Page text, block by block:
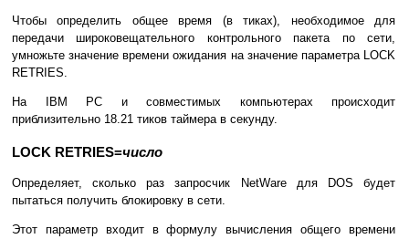
Чтобы определить общее время (в тиках), необходимое для
передачи широковещательного контрольного пакета по сети,
умножьте значение времени ожидания на значение параметра LOCK
RETRIES.
На IBM PC и совместимых компьютерах происходит
приблизительно 18.21 тиков таймера в секунду.
LOCK RETRIES=число
Определяет, сколько раз запросчик NetWare для DOS будет
пытаться получить блокировку в сети.
Этот параметр входит в формулу вычисления общего времени